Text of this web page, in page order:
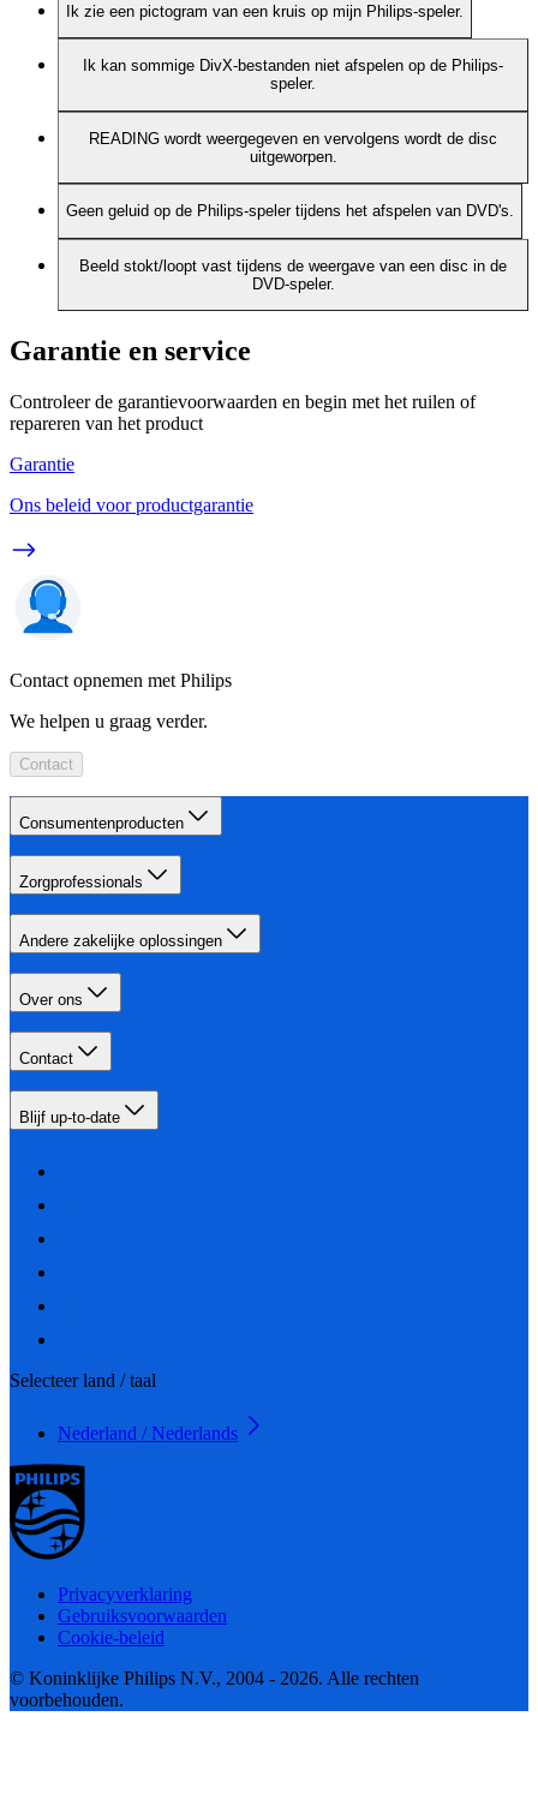
Ik zie een pictogram van een kruis op mijn Philips-speler.
Ik kan sommige DivX-bestanden niet afspelen op de Philips-
speler.
READING wordt weergegeven en vervolgens wordt de disc
uitgeworpen.
Geen geluid op de Philips-speler tijdens het afspelen van DVD's.
Beeld stokt/loopt vast tijdens de weergave van een disc in de
DVD-speler.
Garantie en service
Controleer de garantievoorwaarden en begin met het ruilen of
repareren van het product
Garantie
Ons beleid voor productgarantie
Contact opnemen met Philips
We helpen u graag verder.
Contact
Consumentenproducten
Zorgprofessionals
Andere zakelijke oplossingen
Over ons
Contact
Blijf up-to-date
Selecteer land / taal
Nederland / Nederlands
Privacyverklaring
Gebruiksvoorwaarden
Cookie-beleid
© Koninklijke Philips N.V., 2004 - 2026. Alle rechten
voorbehouden.